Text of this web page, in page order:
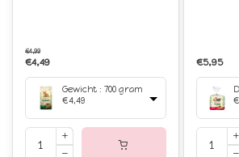
€4,99
€4,49
Gewicht : 700 gram
€4,49
€5,95